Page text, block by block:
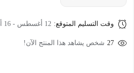
وقت التسليم المتوقع: 12 أغسطس - 16 أغسطس
39 شخص يشاهد هذا المنتج الآن!